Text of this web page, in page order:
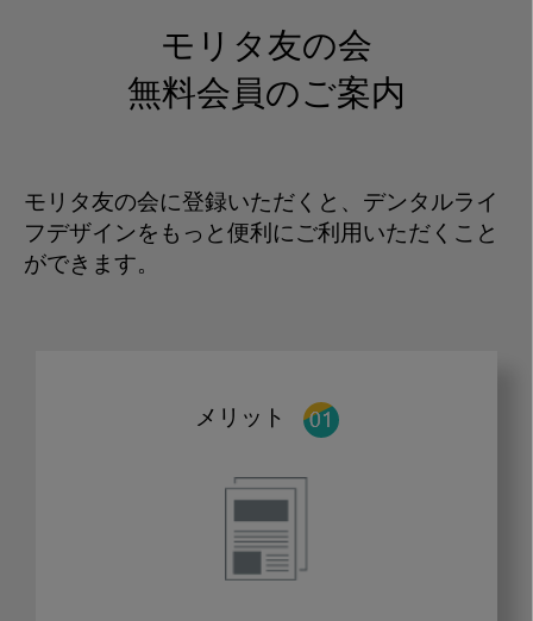
モリタ友の会
無料会員のご案内
モリタ友の会に登録いただくと、デンタルライ
フデザインをもっと便利にご利用いただくこと
ができます。
メリット